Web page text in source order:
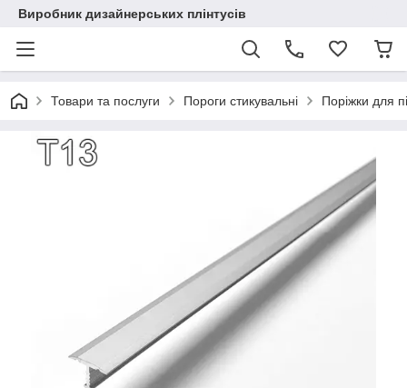
Виробник дизайнерських плінтусів
Товари та послуги Пороги стикувальні Поріжки для